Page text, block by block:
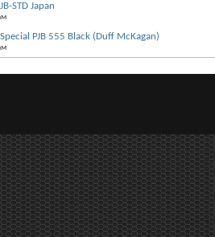
STD Japan
PJB 555 Black (Duff McKagan)